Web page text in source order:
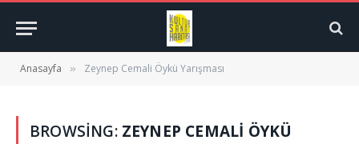
Anasayfa » Zeynep Cemali Öykü Yarışması
BROWSING: ZEYNEP CEMALI ÖYKÜ